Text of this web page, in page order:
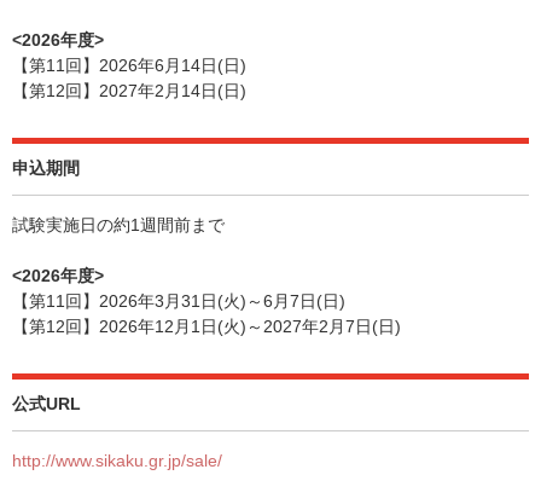
<2026年度>
【第11回】2026年6月14日(日)
【第12回】2027年2月14日(日)
申込期間
試験実施日の約1週間前まで
<2026年度>
【第11回】2026年3月31日(火)～6月7日(日)
【第12回】2026年12月1日(火)～2027年2月7日(日)
公式URL
http://www.sikaku.gr.jp/sale/